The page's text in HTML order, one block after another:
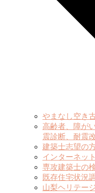
やまなし空き
高齢者、障が
震診断、耐震
建築士志望の
インターネッ
専攻建築士の
既存住宅状況
山梨ヘリテー